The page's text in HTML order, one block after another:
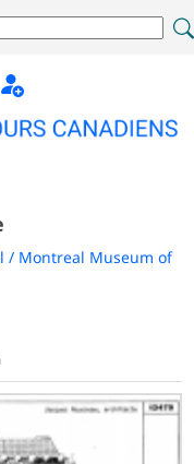
/ Montreal Museum of